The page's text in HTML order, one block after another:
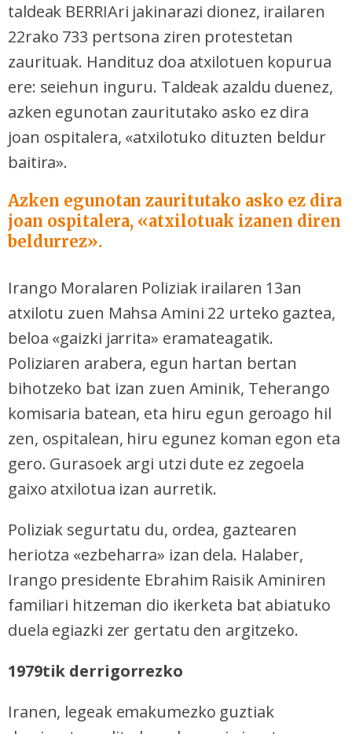
taldeak BERRIAri jakinarazi dionez, irailaren
22rako 733 pertsona ziren protestetan
zaurituak. Handituz doa atxilotuen kopurua
ere: seiehun inguru. Taldeak azaldu duenez,
azken egunotan zauritutako asko ez dira
joan ospitalera, «atxilotuko dituzten beldur
baitira».
Azken egunotan zauritutako asko ez dira
joan ospitalera, «atxilotuak izanen diren
beldurrez».
Irango Moralaren Poliziak irailaren 13an
atxilotu zuen Mahsa Amini 22 urteko gaztea,
beloa «gaizki jarrita» eramateagatik.
Poliziaren arabera, egun hartan bertan
bihotzeko bat izan zuen Aminik, Teherango
komisaria batean, eta hiru egun geroago hil
zen, ospitalean, hiru egunez koman egon eta
gero. Gurasoek argi utzi dute ez zegoela
gaixo atxilotua izan aurretik.
Poliziak segurtatu du, ordea, gaztearen
heriotza «ezbeharra» izan dela. Halaber,
Irango presidente Ebrahim Raisik Aminiren
familiari hitzeman dio ikerketa bat abiatuko
duela egiazki zer gertatu den argitzeko.
1979tik derrigorrezko
Iranen, legeak emakumezko guztiak